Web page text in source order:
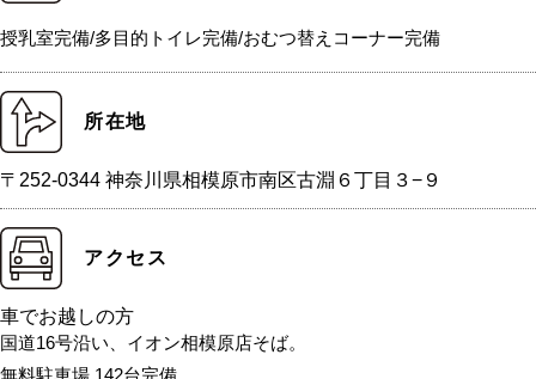
授乳室完備/多目的トイレ完備/おむつ替えコーナー完備
所在地
〒252-0344 神奈川県相模原市南区古淵６丁目３−９
アクセス
車でお越しの方
国道16号沿い、イオン相模原店そば。